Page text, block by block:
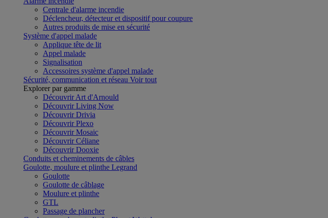
Centrale d'alarme incendie
Déclencheur, détecteur et dispositif pour coupure
Autres produits de mise en sécurité
Système d'appel malade
Applique tête de lit
Appel malade
Signalisation
Accessoires système d'appel malade
Sécurité, communication et réseau Voir tout
Explorer par gamme
Découvrir Art d'Arnould
Découvrir Living Now
Découvrir Drivia
Découvrir Plexo
Découvrir Mosaic
Découvrir Céliane
Découvrir Dooxie
Conduits et cheminements de câbles
Goulotte, moulure et plinthe Legrand
Goulotte
Goulotte de câblage
Moulure et plinthe
GTL
Passage de plancher